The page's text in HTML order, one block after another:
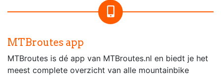
MTBroutes app
MTBroutes is dé app van MTBroutes.nl en biedt je het
meest complete overzicht van alle mountainbike